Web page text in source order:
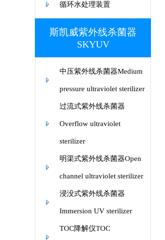
循环水处理装置
斯凯威紫外线杀菌器
SKYUV
中压紫外线杀菌器Medium
pressure ultraviolet sterilizer
过流式紫外线杀菌器
Overflow ultraviolet
sterilizer
明渠式紫外线杀菌器Open
channel ultraviolet sterilizer
浸没式紫外线杀菌器
Immersion UV sterilizer
TOC降解仪TOC